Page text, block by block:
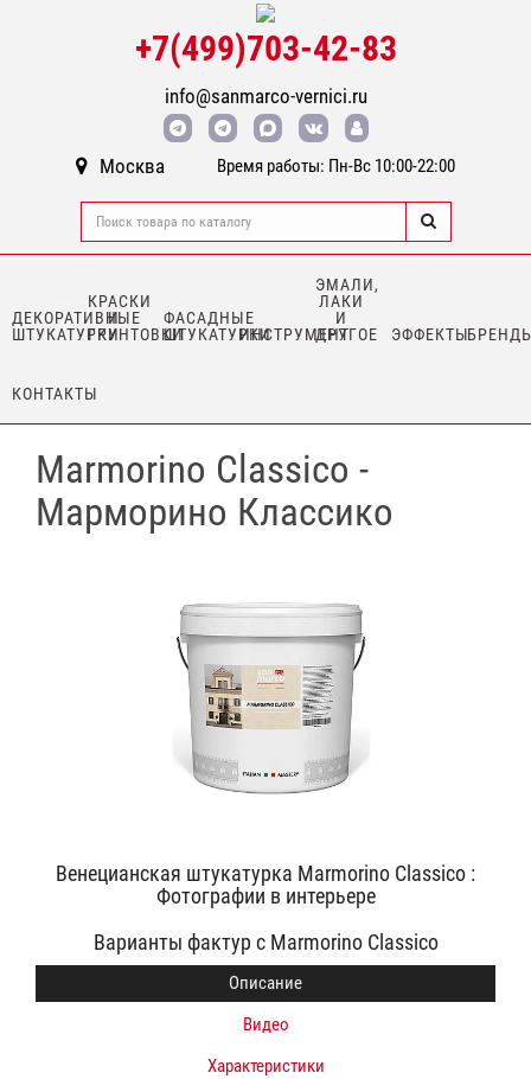
+7(499)703-42-83
info@sanmarco-vernici.ru
Москва Время работы: Пн-Вс 10:00-22:00
ДЕКОРАТИВНЫЕ
ШТУКАТУРКИ
КРАСКИ
И
ГРУНТОВКИ
ФАСАДНЫЕ
ШТУКАТУРКИИНСТРУМЕНТ
ЭМАЛИ,
ЛАКИ
И
ДРУГОЕ
ЭФФЕКТЫ
КОНТАКТЫ
Marmorino Classico -
Марморино Классико
Венецианская штукатурка Marmorino Classico :
Фотографии в интерьере
Варианты фактур с Marmorino Classico
Описание
Видео
Характеристики